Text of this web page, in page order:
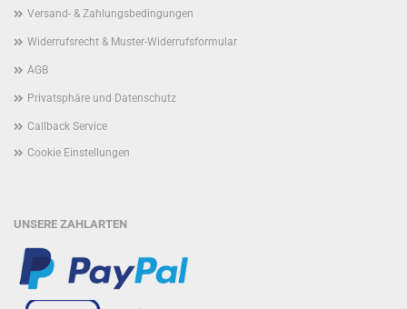
Versand- & Zahlungsbedingungen
Widerrufsrecht & Muster-Widerrufsformular
AGB
Privatsphäre und Datenschutz
Callback Service
Cookie Einstellungen
UNSERE ZAHLARTEN